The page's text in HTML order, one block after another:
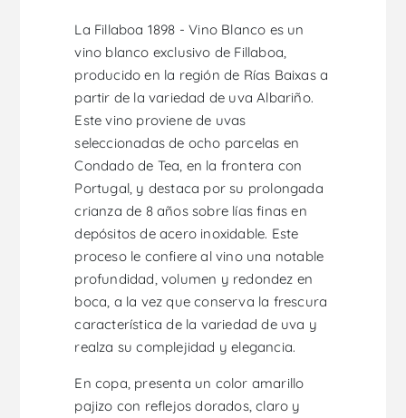
La Fillaboa 1898 - Vino Blanco es un
vino blanco exclusivo de Fillaboa,
producido en la región de Rías Baixas a
partir de la variedad de uva Albariño.
Este vino proviene de uvas
seleccionadas de ocho parcelas en
Condado de Tea, en la frontera con
Portugal, y destaca por su prolongada
crianza de 8 años sobre lías finas en
depósitos de acero inoxidable. Este
proceso le confiere al vino una notable
profundidad, volumen y redondez en
boca, a la vez que conserva la frescura
característica de la variedad de uva y
realza su complejidad y elegancia.
En copa, presenta un color amarillo
pajizo con reflejos dorados, claro y